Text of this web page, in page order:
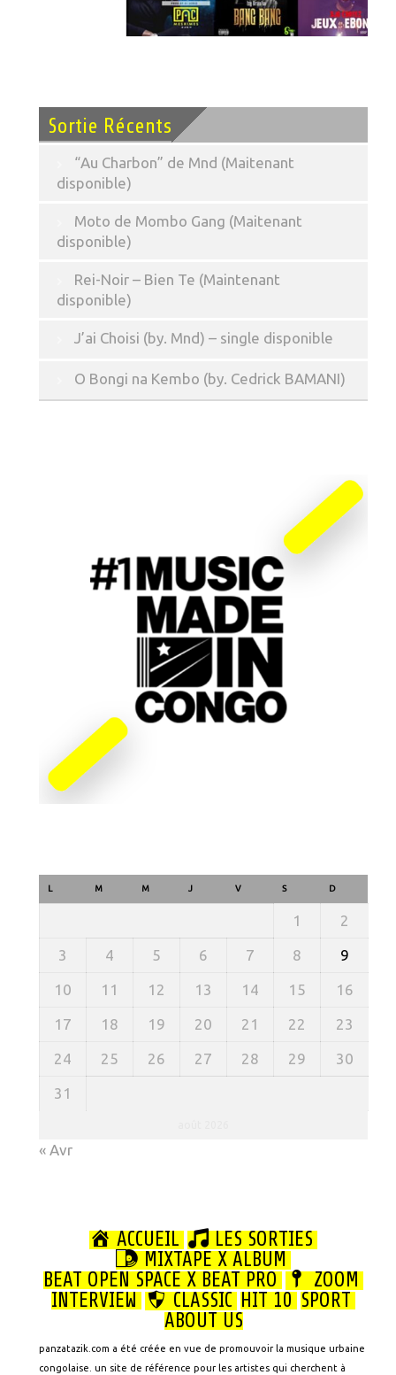
Sortie Récents
“Au Charbon” de Mnd (Maitenant
disponible)
Moto de Mombo Gang (Maitenant
disponible)
Rei-Noir – Bien Te (Maintenant
disponible)
J’ai Choisi (by. Mnd) – single disponible
O Bongi na Kembo (by. Cedrick BAMANI)
L M M J V S D
1 2
3 4 5 6 7 8 9
10 11 12 13 14 15 16
17 18 19 20 21 22 23
24 25 26 27 28 29 30
31
« Avr
ACCUEIL
LES SORTIES
MIXTAPE X ALBUM
BEAT OPEN SPACE X BEAT PRO
ZOOM
INTERVIEW
CLASSIC HIT 10 SPORT
ABOUT US
panzatazik.com a été créée en vue de promouvoir la musique urbaine
congolaise. un site de référence pour les artistes qui cherchent à